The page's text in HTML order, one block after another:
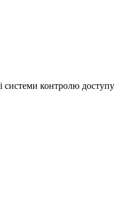
системи контролю доступу